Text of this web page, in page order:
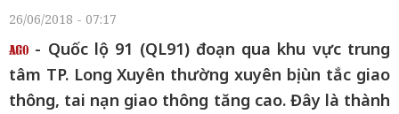
26/06/2018 - 07:17
- Quốc lộ 91 (QL91) đoạn qua khu vực trung
tâm TP. Long Xuyên thường xuyên bị ùn tắc giao
thông, tai nạn giao thông tăng cao. Đây là thành